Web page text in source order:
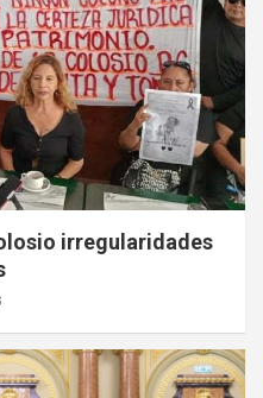
irregularidades